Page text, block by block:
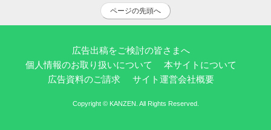
ページの先頭へ
広告出稿をご検討の皆さまへ
個人情報のお取り扱いについて
本サイトについて
広告資料のご請求
サイト運営会社概要
Copyright © KANZEN. All Rights Reserved.